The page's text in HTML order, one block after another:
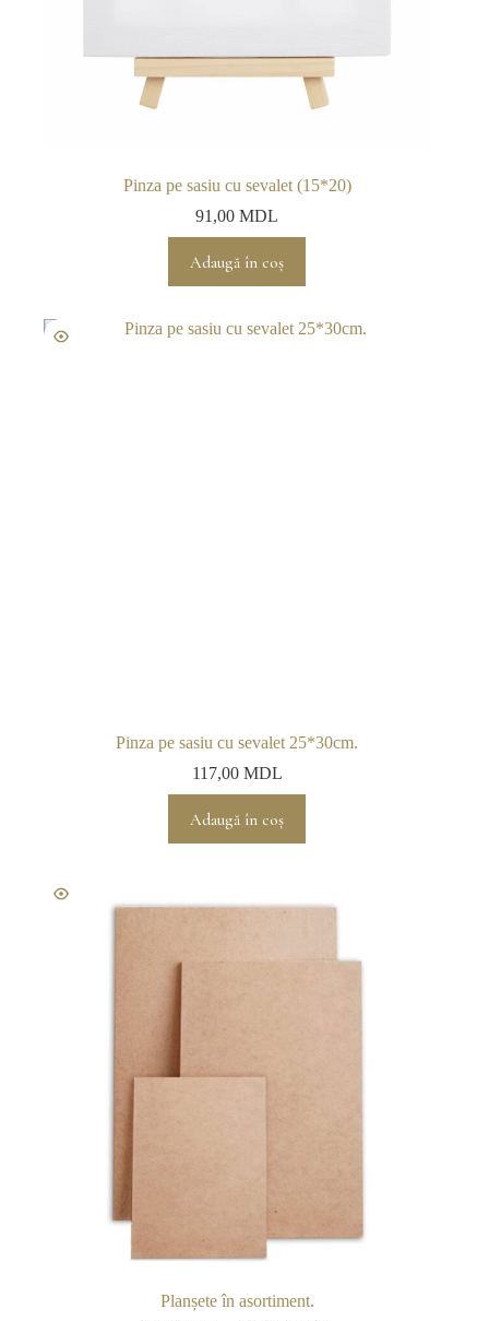
Pinza pe sasiu cu sevalet (15*20)
91,00MDL
Adaugă în coș
Pinza pe sasiu cu sevalet 25*30cm.
117,00 MDL
Adaugă în coș
Planșete în asortiment.